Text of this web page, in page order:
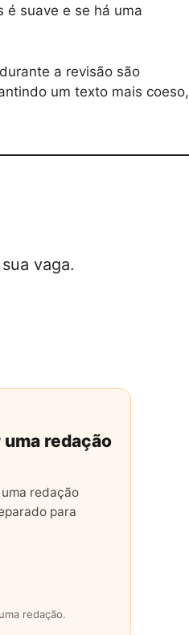
é suave e se há uma
a revisão são
um texto mais coeso,
vaga.
redação
redação
para
redação.